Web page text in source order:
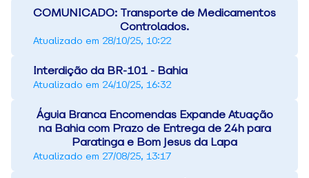
COMUNICADO: Transporte de Medicamentos
Controlados.
Atualizado em 28/10/25, 10:22
Interdição da BR-101 - Bahia
Atualizado em 24/10/25, 16:32
Águia Branca Encomendas Expande Atuação
na Bahia com Prazo de Entrega de 24h para
Paratinga e Bom Jesus da Lapa
Atualizado em 27/08/25, 13:17